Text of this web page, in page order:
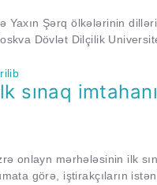
Yaxın Şərq ölkələrinin
Dövlət Dilçilik
sınaq
onlayn mərhələsinin ilk
görə, iştirakçıların